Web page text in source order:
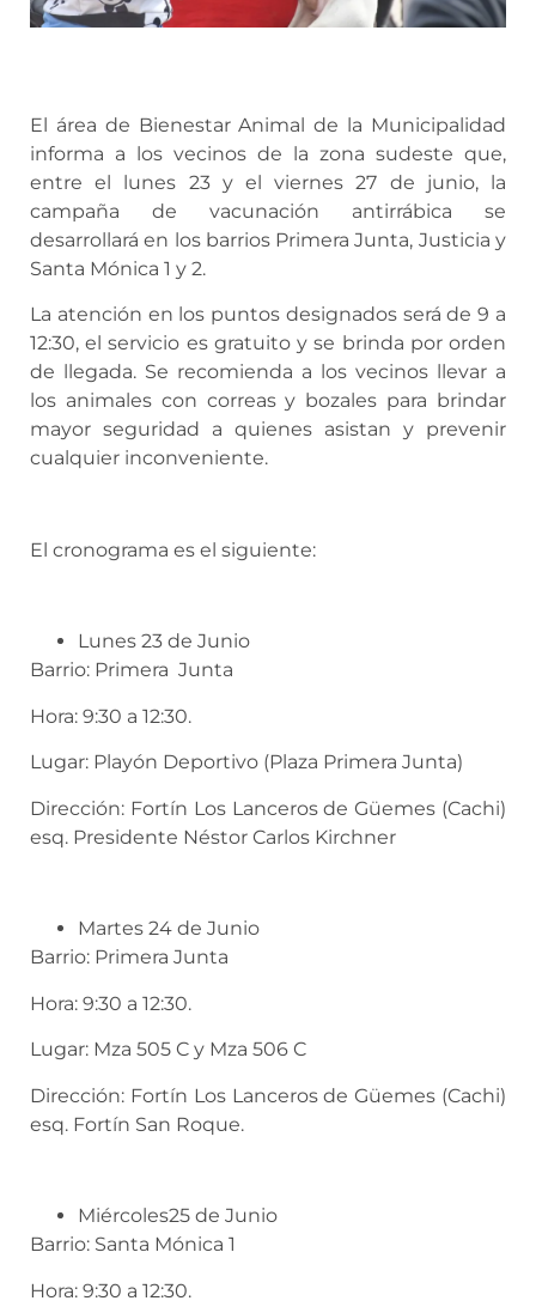
El área de Bienestar Animal de la Municipalidad
informa a los vecinos de la zona sudeste que,
entre el lunes 23 y el viernes 27 de junio, la
campaña de vacunación antirrábica se
desarrollará en los barrios Primera Junta, Justicia y
Santa Mónica 1 y 2.
La atención en los puntos designados será de 9 a
12:30, el servicio es gratuito y se brinda por orden
de llegada. Se recomienda a los vecinos llevar a
los animales con correas y bozales para brindar
mayor seguridad a quienes asistan y prevenir
cualquier inconveniente.
El cronograma es el siguiente:
Lunes 23 de Junio
Barrio: Primera Junta
Hora: 9:30 a 12:30.
Lugar: Playón Deportivo (Plaza Primera Junta)
Dirección: Fortín Los Lanceros de Güemes (Cachi)
esq. Presidente Néstor Carlos Kirchner
Martes 24 de Junio
Barrio: Primera Junta
Hora: 9:30 a 12:30.
Lugar: Mza 505 C y Mza 506 C
Dirección: Fortín Los Lanceros de Güemes (Cachi)
esq. Fortín San Roque.
Miércoles25 de Junio
Barrio: Santa Mónica 1
Hora: 9:30 a 12:30.